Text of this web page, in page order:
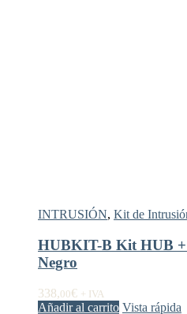
INTRUSIÓN, Kit de
HUBKIT-B Kit HUB
Negro
338,00€ + IVA
Añadir al carrito Vista rápida